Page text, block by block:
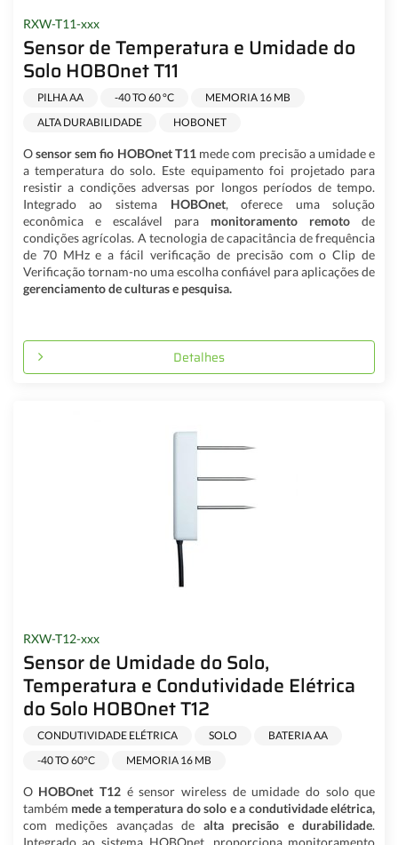
RXW-T11-xxx
Sensor de Temperatura e Umidade do
Solo HOBOnet T11
PILHA AA -40 TO 60 °C
MEMORIA 16 MB
ALTA DURABILIDADE
HOBONET
Osensor sem fio HOBOnet T11mede com precisão a umidade e
a temperatura do solo. Este equipamento foi projetado para
resistir a condições adversas por longos períodos de tempo.
Integrado ao sistema HOBOnet, oferece uma solução
econômica e escalável para monitoramento remoto de
condições agrícolas. A tecnologia de capacitância de frequência
de 70 MHz e a fácil verificação de precisão com o Clip de
Verificação tornam-no uma escolha confiável para aplicações de
gerenciamento de culturas e pesquisa.
Detalhes
RXW-T12-xxx
Sensor de Umidade do Solo,
Temperatura e Condutividade Elétrica
do Solo HOBOnet T12
CONDUTIVIDADE ELÉTRICA SOLO
BATERIA AA
-40 TO 60°C
MEMORIA 16 MB
O HOBOnet T12 é sensor wireless de umidade do solo que
também mede a temperatura do solo e a condutividade elétrica,
com medições avançadas de alta precisão e durabilidade.
Integrado ao sistema HOBOnet, proporciona monitoramento